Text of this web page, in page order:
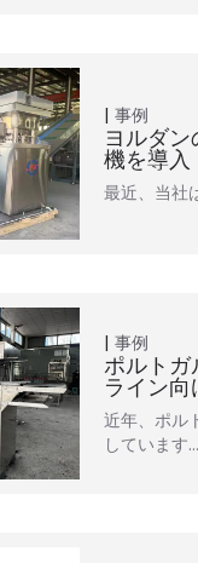
事例
ヨルダ
機を導入
最近、当社
事例
ポルトガ
ライン
近年、ポル
しています…